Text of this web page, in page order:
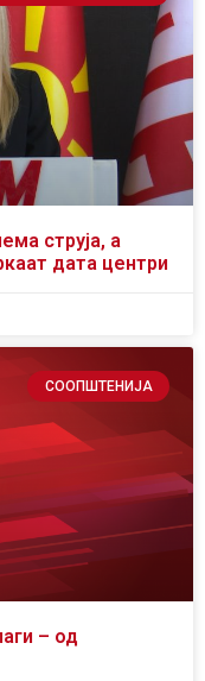
струја, а
дата центри
СООПШТЕНИЈА
– од